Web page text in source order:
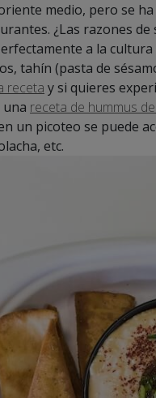
medio, pero se
¿Las razones
a la
tahín (pasta de
receta y si quieres
receta de hummus
un picoteo se puede
etc.